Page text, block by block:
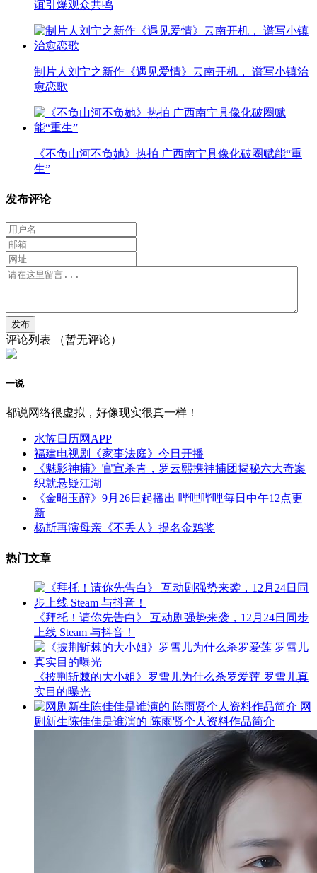
谊引爆观众共鸣
制片人刘宁之新作《遇见爱情》云南开机， 谱写小镇治
愈恋歌
《不负山河不负她》热拍 广西南宁具像化破圈赋能“重
生”
发布评论
评论列表 （暂无评论）
一说
都说网络很虚拟，好像现实很真一样！
水族日历网APP
福建电视剧《家事法庭》今日开播
《魅影神捕》官宣杀青，罗云熙携神捕团揭秘六大奇案
织就悬疑江湖
《金昭玉醉》9月26日起播出 哔哩哔哩每日中午12点更
新
杨斯再演母亲《不丢人》提名金鸡奖
热门文章
《拜托！请你先告白》 互动剧强势来袭，12月24日同步
上线 Steam 与抖音！
《披荆斩棘的大小姐》罗雪儿为什么杀罗爱莲 罗雪儿真
实目的曝光
网
剧新生陈佳佳是谁演的 陈雨贤个人资料作品简介